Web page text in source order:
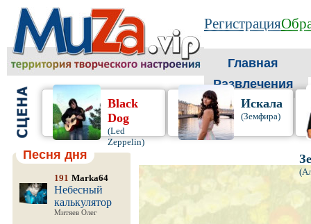
Регистрация
Главная
Развлечения
Black
Dog
(Led
Zeppelin)
Искала
(Земфира)
Песня дня
191 Marka64
Небесный
калькулятор
Митяев Олег